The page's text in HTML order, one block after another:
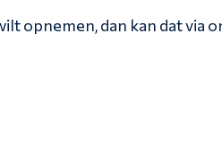
opnemen, dan kan dat via